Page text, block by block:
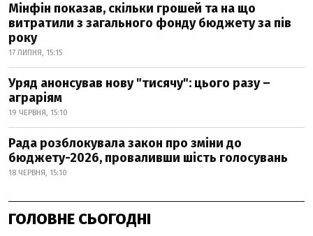
Мінфін показав, скільки грошей та на що
витратили з загального фонду бюджету за пів
року
17 ЛИПНЯ, 15:15
Уряд анонсував нову "тисячу": цього разу –
аграріям
19 ЧЕРВНЯ, 15:10
Рада розблокувала закон про зміни до
бюджету-2026, проваливши шість голосувань
18 ЧЕРВНЯ, 15:10
ГОЛОВНЕ СЬОГОДНІ